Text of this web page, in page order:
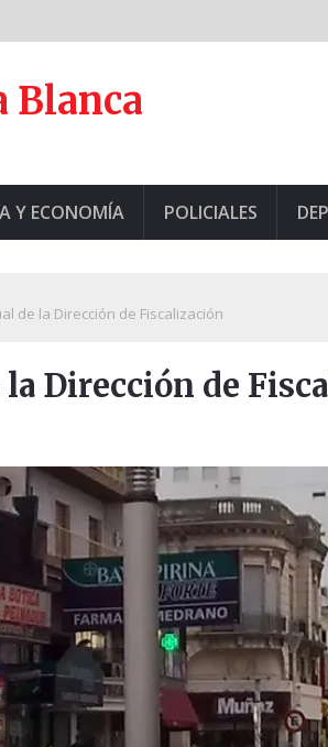
Blanca
Y ECONOMÍA POLICIALES
de la Dirección de Fiscalización
Dirección de